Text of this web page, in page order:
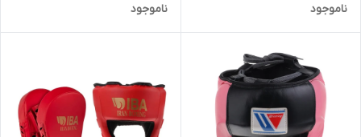
ناموجود
ناموجود